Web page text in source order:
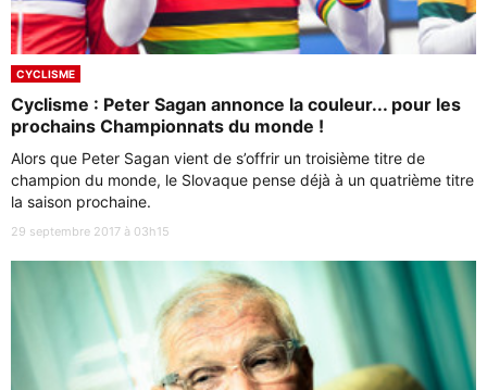
CYCLISME
Cyclisme : Peter Sagan annonce la couleur... pour les
prochains Championnats du monde !
Alors que Peter Sagan vient de s’offrir un troisième titre de
champion du monde, le Slovaque pense déjà à un quatrième titre
la saison prochaine.
29 septembre 2017 à 03h15